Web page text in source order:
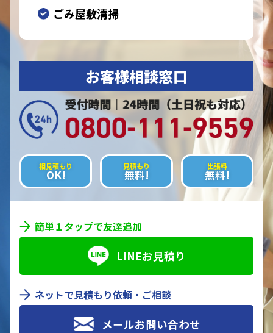
ごみ屋敷清掃
お客様相談窓口
相見積もり
OK!
見積もり
無料!
出張料
無料!
簡単１タップで友達追加
LINEお見積り
ネットで見積もり依頼・ご相談
メールお問い合わせ